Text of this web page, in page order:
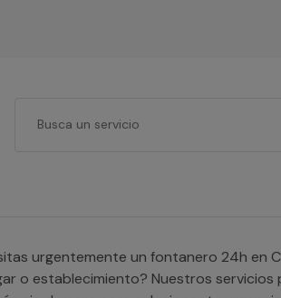
o establecimiento? Nuestros servicios